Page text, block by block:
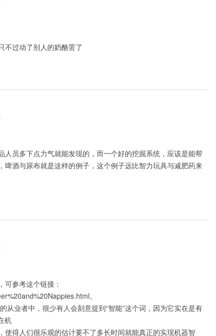
不过动了别人的奶酪罢了
人员多下点力气就能发现的，而一个好的挖掘系统，应该是能帮
啤酒与尿布就是这样的例子，这个例子远比智力玩具与减肥药来
可参考这个链接：
。
从业者中，很少有人会刻意提到“智能”这个词，因为它实在是有
机
使得人们很乐观的估计要不了多长时间就能真正的实现机器智